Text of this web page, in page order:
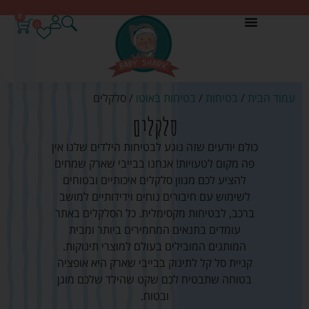
0
עמוד הבית / בטיחות / בטיחות באוטו / סלקלים
סלקלים
כולם יודעים שזה נוגע לבטיחות הילדים שלנו אין
פה מקום לטעויות! אנחנו בבייבי שארק שמחים
להציע לכם מגוון סלקלים איכותיים ובטוחים
לשימוש עם חיבורים נוחים וידידותיים למושב
ברכב, לבטיחות מקסימלית. כל הסלקלים באתר
עומדים בתנאים המחמירים ביותר ומבית
המותגים המובילים בעולם למוצרי תינוקות.
קניית סל קל לתינוק בבייבי שארק היא אופציה
בטוחה שתבטיח לכם שקט שהילד שלכם מוגן
ובטוח.